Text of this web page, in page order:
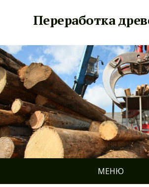
Переработка
МЕНЮ